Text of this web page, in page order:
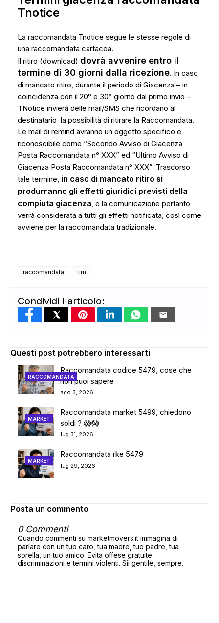
Tnotice
La raccomandata Tnotice segue le stesse regole di
una raccomandata cartacea.
Il ritiro (download) dovrà avvenire entro il
termine di 30 giorni dalla ricezione. In caso
di mancato ritiro, durante il periodo di Giacenza – in
coincidenza con il 20° e 30° giorno dal primo invio –
TNotice invierà delle mail/SMS che ricordano al
destinatario la possibilità di ritirare la Raccomandata.
Le mail di remind avranno un oggetto specifico e
riconoscibile come “Secondo Avviso di Giacenza
Posta Raccomandata n° XXX” ed “Ultimo Avviso di
Giacenza Posta Raccomandata n° XXX”. Trascorso
tale termine, in caso di mancato ritiro si
produrranno gli effetti giuridici previsti della
compiuta giacenza, e la comunicazione pertanto
verrà considerata a tutti gli effetti notificata, così come
avviene per la raccomandata tradizionale.
raccomandata tim
Condividi l'articolo:
Questi post potrebbero interessarti
RACCOMANDATA
Raccomandata codice 5479, cose che
non puoi sapere
ago 3, 2026
MARKET
Raccomandata market 5499, chiedono
soldi ? 😱😱
lug 31, 2026
MARKET
Raccomandata rke 5479
lug 29, 2026
Posta un commento
0 Commenti
Quando commenti su marketmovers.it immagina di
parlare con un tuo caro, tua madre, tuo padre, tua
sorella, un tuo amico. Evita offese gratuite,
discriminazioni e termini violenti. Sii gentile, sempre.